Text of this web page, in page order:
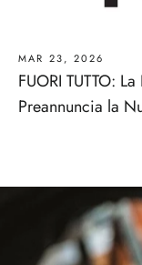
MAR 23, 2026
FUORI TUTTO:
Preannuncia la